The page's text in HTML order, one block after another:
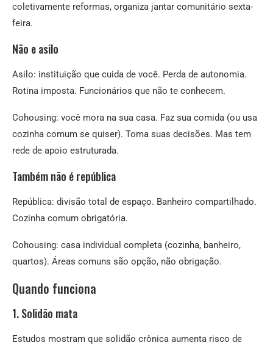
coletivamente reformas, organiza jantar comunitário sexta-
feira.
Não e asilo
Asilo: instituição que cuida de você. Perda de autonomia.
Rotina imposta. Funcionários que não te conhecem.
Cohousing: você mora na sua casa. Faz sua comida (ou usa
cozinha comum se quiser). Toma suas decisões. Mas tem
rede de apoio estruturada.
Também não é república
República: divisão total de espaço. Banheiro compartilhado.
Cozinha comum obrigatória.
Cohousing: casa individual completa (cozinha, banheiro,
quartos). Áreas comuns são opção, não obrigação.
Quando funciona
1. Solidão mata
Estudos mostram que solidão crônica aumenta risco de